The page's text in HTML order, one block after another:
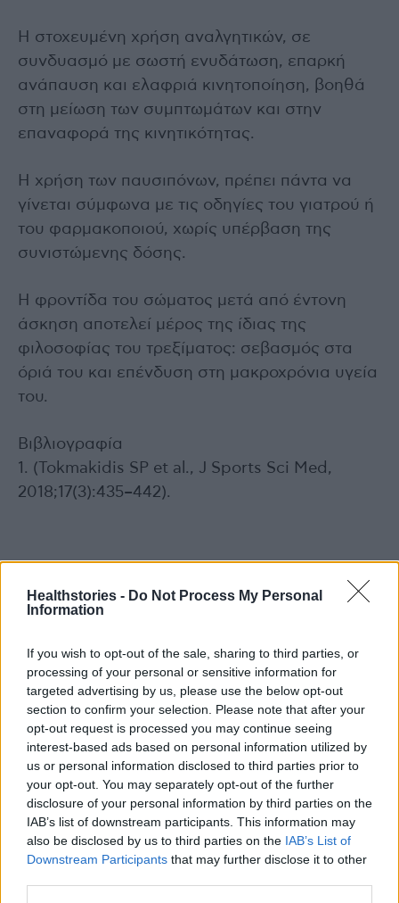
Healthstories - Do Not Process My Personal
Information
If you wish to opt-out of the sale, sharing to third parties, or
processing of your personal or sensitive information for
targeted advertising by us, please use the below opt-out
section to confirm your selection. Please note that after your
opt-out request is processed you may continue seeing
interest-based ads based on personal information utilized by
us or personal information disclosed to third parties prior to
your opt-out. You may separately opt-out of the further
disclosure of your personal information by third parties on the
IAB’s list of downstream participants. This information may
also be disclosed by us to third parties on the IAB’s List of
Downstream Participants that may further disclose it to other
Η στοχευμένη χρήση αναλγητικών, σε
συνδυασμό με σωστή ενυδάτωση, επαρκή
ανάπαυση και ελαφριά κινητοποίηση, βοηθά
στη μείωση των συμπτωμάτων και στην
επαναφορά της κινητικότητας.
Η χρήση των παυσιπόνων, πρέπει πάντα να
γίνεται σύμφωνα με τις οδηγίες του γιατρού ή
του φαρμακοποιού, χωρίς υπέρβαση της
συνιστώμενης δόσης.
Η φροντίδα του σώματος μετά από έντονη
άσκηση αποτελεί μέρος της ίδιας της
φιλοσοφίας του τρεξίματος: σεβασμός στα
όριά του και επένδυση στη μακροχρόνια υγεία
του.
Βιβλιογραφία
1. (Tokmakidis SP et al., J Sports Sci Med,
2018;17(3):435–442).
photo shutterstock
ΕΟΔΥ: Αύξηση της γρίπης, αλλά σε ήπια
επίπεδα – 9 θάνατοι από COVID-19
Εντυπωσιακή μείωση της τιμής των φαρμάκων
κατά της παχυσαρκίας στις ΗΠΑ – Τα
ανταλλάγματα που πήραν Novo Nordisk και Eli
Lilly από τον Τραμπ